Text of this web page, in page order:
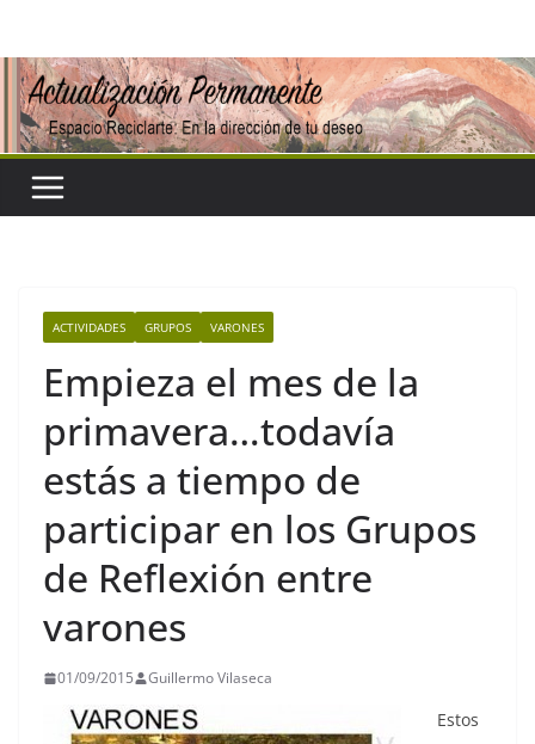
contenido
ACTIVIDADES GRUPOS VARONES
Empieza el mes de la
primavera…todavía
estás a tiempo de
participar en los Grupos
de Reflexión entre
varones
01/09/2015 Guillermo Vilaseca
Estos